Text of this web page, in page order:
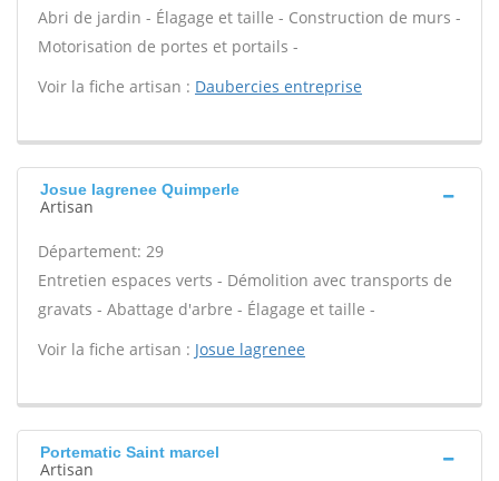
Abri de jardin - Élagage et taille - Construction de murs -
Motorisation de portes et portails -
Voir la fiche artisan : Daubercies entreprise
Josue lagrenee Quimperle
Artisan
Département: 29
Entretien espaces verts - Démolition avec transports de
gravats - Abattage d'arbre - Élagage et taille -
Voir la fiche artisan : Josue lagrenee
Portematic Saint marcel
Artisan